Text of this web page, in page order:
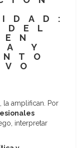
DEL
Y
la amplifican. Por
interpretar